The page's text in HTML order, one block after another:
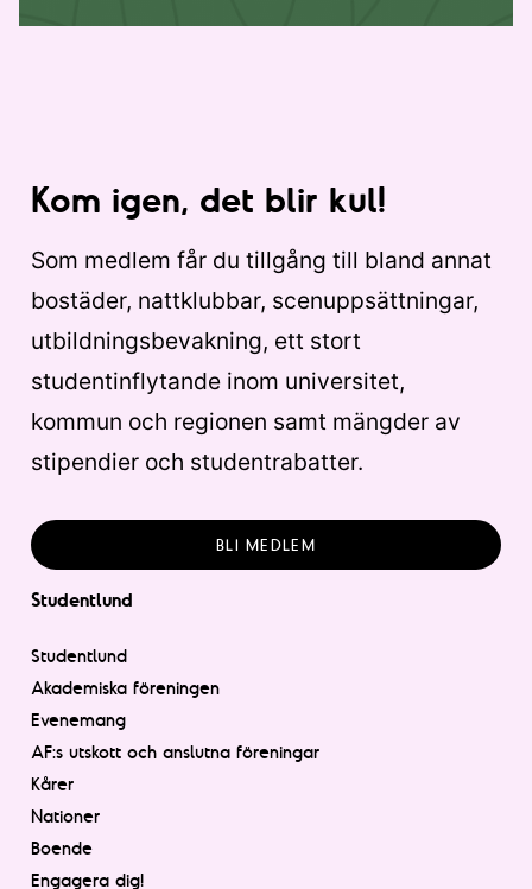
Kom igen, det blir kul!
Som medlem får du tillgång till bland annat
bostäder, nattklubbar, scenuppsättningar,
utbildningsbevakning, ett stort
studentinflytande inom universitet,
kommun och regionen samt mängder av
stipendier och studentrabatter.
BLI MEDLEM
Studentlund
Studentlund
Akademiska föreningen
Evenemang
AF:s utskott och anslutna föreningar
Kårer
Nationer
Boende
Engagera dig!